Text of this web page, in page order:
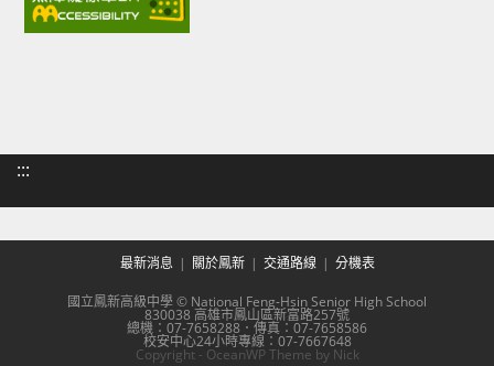
:::
最新消息 關於鳳新 交通路線 分機表
國立鳳新高級中學 © National Feng-Hsin Senior High School
830038 高雄市鳳山區新富路257號
總機：07-7658288．傳真：07-7658586
校安中心24小時專線：07-7667648
Copyright - OceanWP Theme by Nick